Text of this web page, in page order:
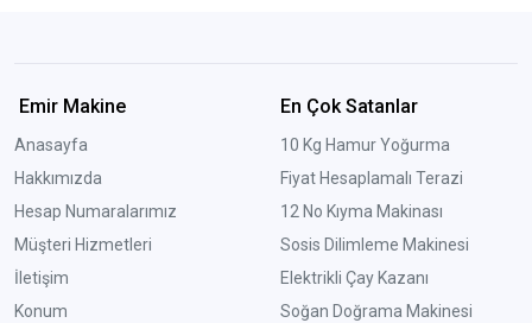
Emir Makine
Anasayfa
Hakkımızda
Hesap Numaralarımız
Müşteri Hizmetleri
İletişim
Konum
En Çok Satanlar
10 Kg Hamur Yoğurma
Fiyat Hesaplamalı Terazi
12 No Kıyma Makinası
Sosis Dilimleme Makinesi
Elektrikli Çay Kazanı
Soğan Doğrama Makinesi